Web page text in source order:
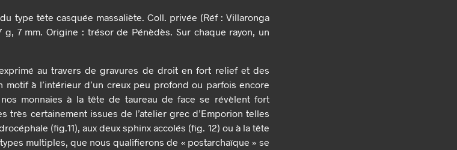
type tête casquée massaliète. Coll. privée (Réf : Villaronga
g, 7 mm. Origine : trésor de Pénèdès. Sur chaque rayon, un
au travers de gravures de droit en fort relief et des
à l’intérieur d’un creux peu profond ou parfois encore
monnaies à la tête de taureau de face se révèlent fort
très certainement issues de l’atelier grec d’Emporion telles
(fig.11), aux deux sphinx accolés (fig. 12) ou à la tête
multiples, que nous qualifierons de « postarchaïque » se